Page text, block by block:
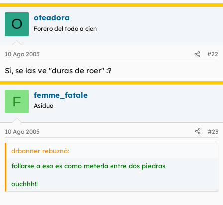
O oteadora
Forero del todo a cien
10 Ago 2005 #22
Sí, se las ve "duras de roer" :?
F femme_fatale
Asiduo
10 Ago 2005 #23
drbanner rebuznó:
follarse a eso es como meterla entre dos piedras
ouchhh!!